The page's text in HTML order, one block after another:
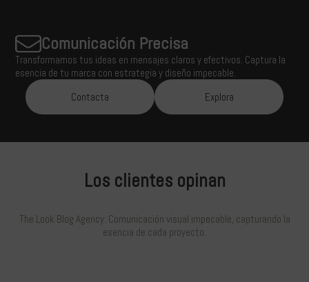
Comunicación Precisa
Transformamos tus ideas en mensajes claros y efectivos. Captura la
esencia de tu marca con estrategia y diseño impecable.
Contacta
Explora
Los clientes opinan
The Look Blog Agency: Comunicación visual impecable, capturando la
esencia de cada proyecto.